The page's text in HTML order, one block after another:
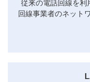
従来の電話回線を利
回線事業者のネット